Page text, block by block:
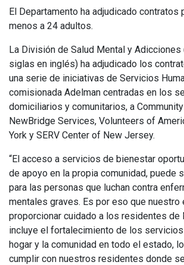
El Departamento ha adjudicado contratos
menos a 24 adultos.
La División de Salud Mental y Adicciones
siglas en inglés) ha adjudicado los
una serie de iniciativas de Servicios
comisionada Adelman centradas en los
domiciliarios y comunitarios, a
NewBridge Services, Volunteers of
York y SERV Center of New Jersey.
“El acceso a servicios de bienestar
de apoyo en la propia comunidad, puede
para las personas que luchan contra
mentales graves. Es por eso que nuestro
proporcionar cuidado a los residentes de
incluye el fortalecimiento de los
hogar y la comunidad en todo el estado,
cumplir con nuestros residentes donde